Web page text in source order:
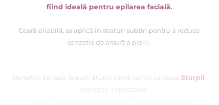
fiind ideală pentru epilarea facială.
Ceară pliabilă, se aplică in straturi subtiri pentru a reduce
senzatia de arsură a pielii
Beneficii pe care le aveti atunci cand lucrati cu ceara Starpil:
- aderență impecabilă